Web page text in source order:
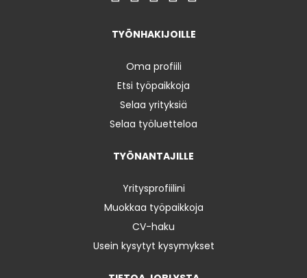
TYÖNHAKIJOILLE
Oma profiili
Etsi työpaikkoja
Selaa yrityksiä
Selaa työluetteloa
TYÖNANTAJILLE
Yritysprofiilini
Muokkaa työpaikkoja
CV-haku
Usein kysytyt kysymykset